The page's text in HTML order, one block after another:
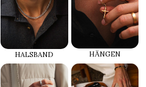
HALSBAND HÄNGEN